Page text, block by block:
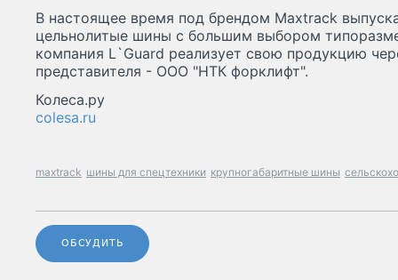
В настоящее время под брендом Maxtrack
цельнолитые шины с большим выбором
компания L`Guard реализует свою продукцию
представителя - ООО "НТК форклифт".
Колеса.ру
colesa.ru
maxtrack шины для спецтехники крупногабаритные шины
ОБСУДИТЬ